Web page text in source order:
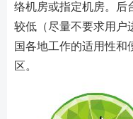
络机房或指定机房。后
较低（尽量不要求用户
国各地工作的适用性和
区。